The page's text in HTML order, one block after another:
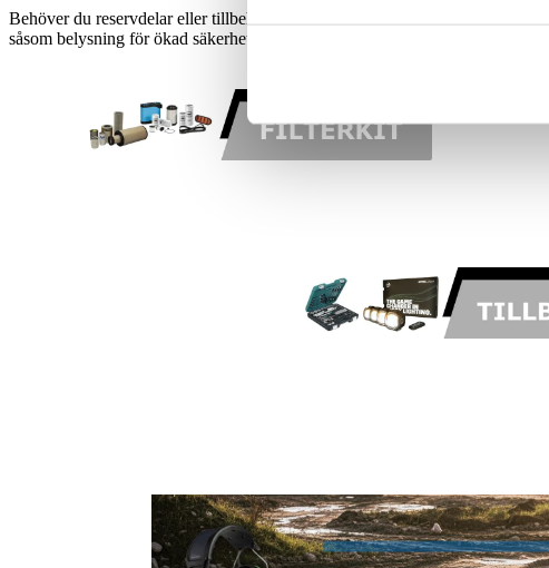
Behöver du reservdelar eller tillbehör? Oroa dig inte! Vi har de vanligaste
såsom belysning för ökad säkerhet och synlighet, drag för att öka maskinens